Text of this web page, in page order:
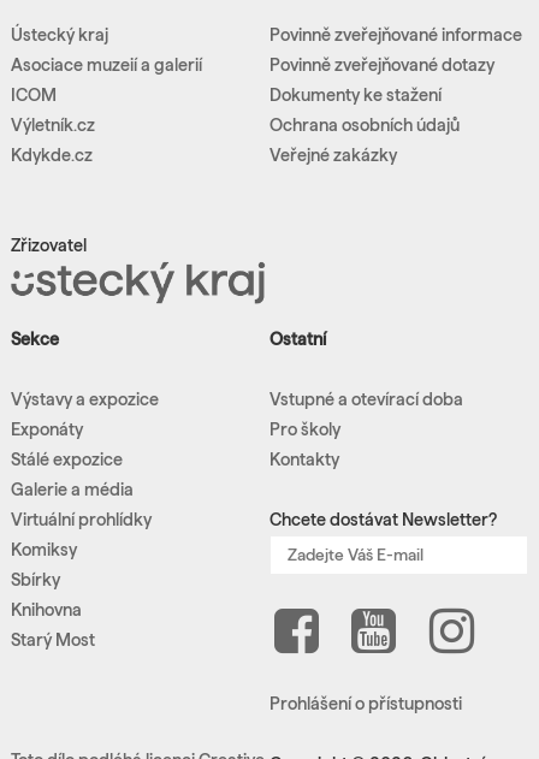
Ústecký kraj
Asociace muzeií a galerií
ICOM
Výletník.cz
Kdykde.cz
Zřizovatel
Povinně zveřejňované informace
Povinně zveřejňované dotazy
Dokumenty ke stažení
Ochrana osobních údajů
Veřejné zakázky
Sekce
Výstavy a expozice
Exponáty
Stálé expozice
Galerie a média
Virtuální prohlídky
Komiksy
Sbírky
Knihovna
Starý Most
Ostatní
Vstupné a otevírací doba
Pro školy
Kontakty
Chcete dostávat Newsletter?
Prohlášení o přístupnosti